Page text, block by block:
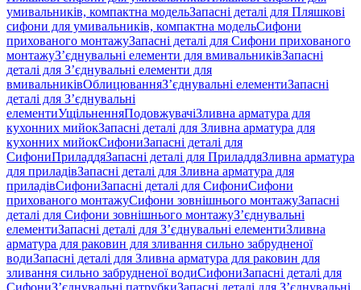
умивальників, компактна модельЗапасні деталі для Пляшкові
сифони для умивальників, компактна модельСифони
прихованого монтажуЗапасні деталі для Сифони прихованого
монтажуЗ’єднувальні елементи для вмивальниківЗапасні
деталі для З’єднувальні елементи для
вмивальниківОблицюванняЗ’єднувальні елементиЗапасні
деталі для З’єднувальні
елементиУщільненняПодовжувачіЗливна арматура для
кухонних мийокЗапасні деталі для Зливна арматура для
кухонних мийокСифониЗапасні деталі для
СифониПриладдяЗапасні деталі для ПриладдяЗливна арматура
для приладівЗапасні деталі для Зливна арматура для
приладівСифониЗапасні деталі для СифониСифони
прихованого монтажуСифони зовнішнього монтажуЗапасні
деталі для Сифони зовнішнього монтажуЗ’єднувальні
елементиЗапасні деталі для З’єднувальні елементиЗливна
арматура для раковин для зливання сильно забрудненої
водиЗапасні деталі для Зливна арматура для раковин для
зливання сильно забрудненої водиСифониЗапасні деталі для
СифониЗ’єднувальні патрубкиЗапасні деталі для З’єднувальні